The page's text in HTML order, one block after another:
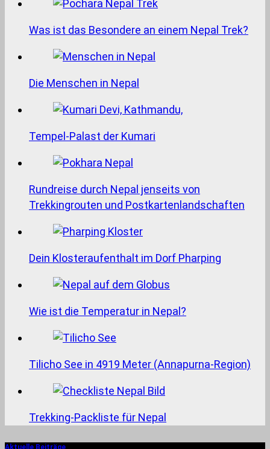
Was ist das Besondere an einem Nepal Trek?
Die Menschen in Nepal
Tempel-Palast der Kumari
Rundreise durch Nepal jenseits von
Trekkingrouten und Postkartenlandschaften
Dein Klosteraufenthalt im Dorf Pharping
Wie ist die Temperatur in Nepal?
Tilicho See in 4919 Meter (Annapurna-Region)
Trekking-Packliste für Nepal
Aktuelle Beiträge